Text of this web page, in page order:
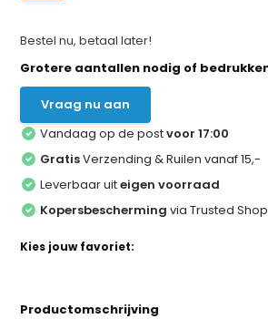
Bestel nu, betaal later!
Grotere aantallen nodig of
Vraag nu aan
Vandaag op de postvoor 17:00
GratisVerzending & Ruilen vanaf 15,-
Leverbaar uiteigen voorraad
Kopersbescherming via Trusted
Kies jouw favoriet:
Productomschrijving